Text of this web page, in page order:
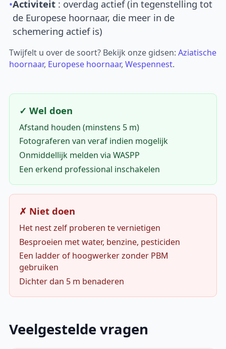
•Activiteit : overdag actief (in tegenstelling tot
de Europese hoornaar, die meer in de
schemering actief is)
Twijfelt u over de soort? Bekijk onze gidsen:Aziatische
hoornaar, Europese hoornaar,Wespennest.
✓ Wel doen
Afstand houden (minstens 5 m)
Fotograferen van veraf indien mogelijk
Onmiddellijk melden via WASPP
Een erkend professional inschakelen
✗ Niet doen
Het nest zelf proberen te vernietigen
Besproeien met water, benzine, pesticiden
Een ladder of hoogwerker zonder PBM
gebruiken
Dichter dan 5 m benaderen
Veelgestelde vragen